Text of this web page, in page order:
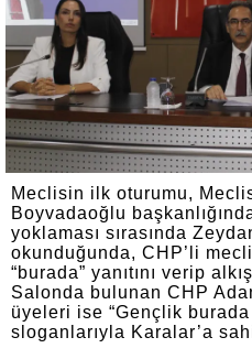
Meclisin ilk oturumu,
Boyvadaoğlu
yoklaması sırasında
okunduğunda, CHP’li
“burada” yanıtını verip
Salonda bulunan CHP
üyeleri ise “Gençlik burada
sloganlarıyla Karalar’a